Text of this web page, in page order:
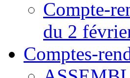
Compte-
du 2
Comptes-